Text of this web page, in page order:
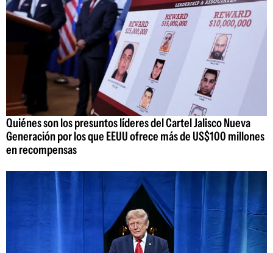
Quiénes son los presuntos líderes del Cartel Jalisco Nueva
Generación por los que EEUU ofrece más de US$100 millones
en recompensas